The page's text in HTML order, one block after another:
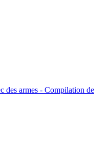
des armes - Compilation de